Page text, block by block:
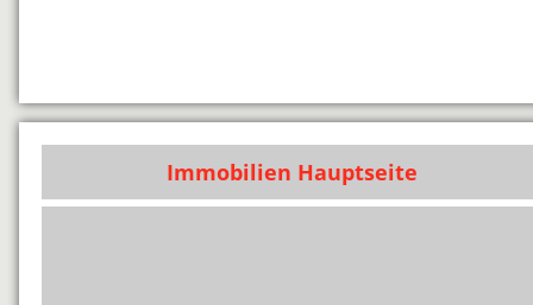
Immobilien Hauptseite